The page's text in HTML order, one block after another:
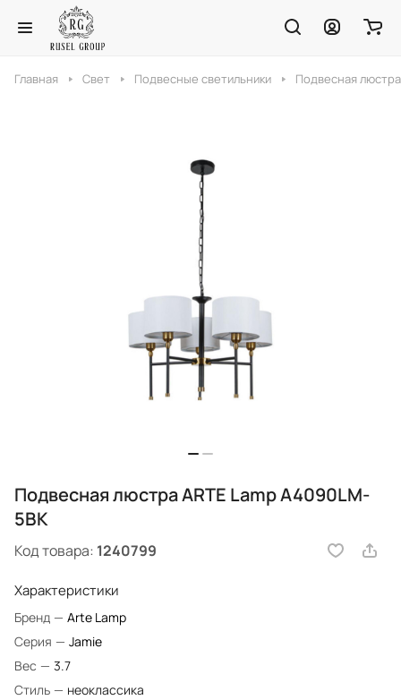
Главная Свет Подвесные светильники Подвесная
Подвесная люстра ARTE Lamp A4090LM-
5BK
Код товара: 1240799
Характеристики
Бренд — Arte Lamp
Серия — Jamie
Вес — 3.7
Стиль — неоклассика